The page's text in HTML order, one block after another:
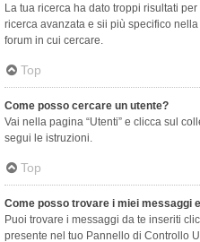
La tua ricerca ha dato troppi risultati
ricerca avanzata e sii più specifico
forum in cui cercare.
Top
Come posso cercare un utente?
Vai nella pagina “Utenti” e clicca sul
segui le istruzioni.
Top
Come posso trovare i miei messaggi
Puoi trovare i messaggi da te inseriti
presente nel tuo Pannello di Controllo